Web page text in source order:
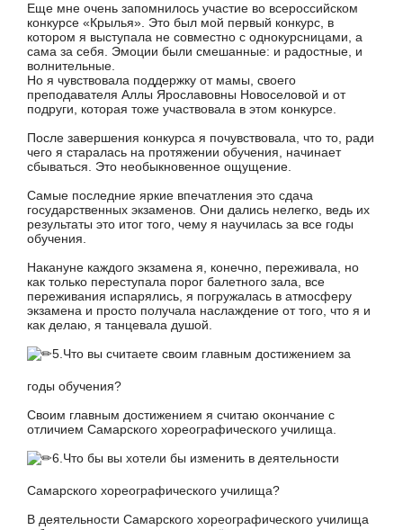
Еще мне очень запомнилось участие во всероссийском
конкурсе «Крылья». Это был мой первый конкурс, в
котором я выступала не совместно с однокурсницами, а
сама за себя. Эмоции были смешанные: и радостные, и
волнительные.
Но я чувствовала поддержку от мамы, своего
преподавателя Аллы Ярославовны Новоселовой и от
подруги, которая тоже участвовала в этом конкурсе.
После завершения конкурса я почувствовала, что то, ради
чего я старалась на протяжении обучения, начинает
сбываться. Это необыкновенное ощущение.
Самые последние яркие впечатления это сдача
государственных экзаменов. Они дались нелегко, ведь их
результаты это итог того, чему я научилась за все годы
обучения.
Накануне каждого экзамена я, конечно, переживала, но
как только переступала порог балетного зала, все
переживания испарялись, я погружалась в атмосферу
экзамена и просто получала наслаждение от того, что я и
как делаю, я танцевала душой.
5.Что вы считаете своим главным достижением за
годы обучения?
Своим главным достижением я считаю окончание с
отличием Самарского хореографического училища.
6.Что бы вы хотели бы изменить в деятельности
Самарского хореографического училища?
В деятельности Самарского хореографического училища